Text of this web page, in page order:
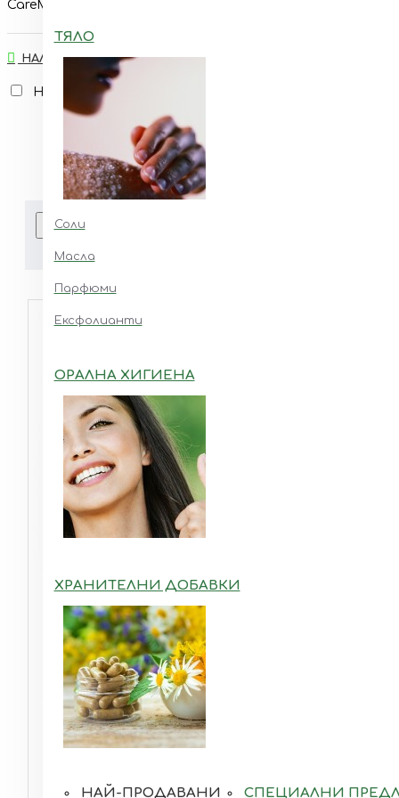
ТЯЛО
Соли
Масла
Парфюми
Ексфолианти
ОРАЛНА ХИГИЕНА
ХРАНИТЕЛНИ ДОБАВКИ
НАЙ-ПРОДАВАНИ СПЕЦИАЛНИ
CareMedica
НАЛИЧНОСТ
На склад
Сортирай по: